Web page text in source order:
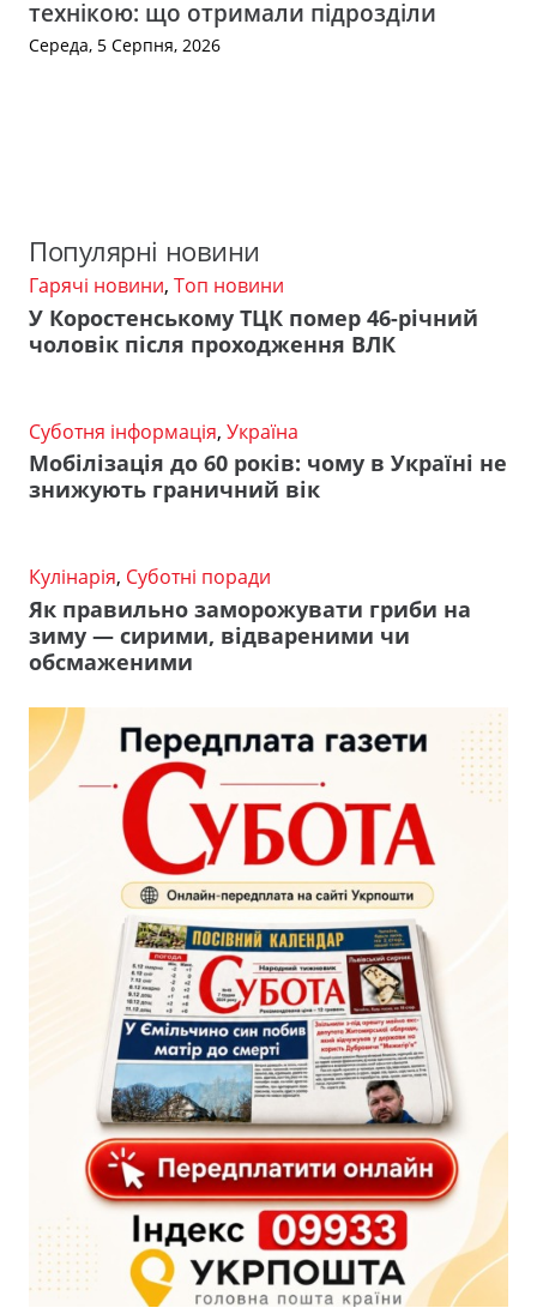
технікою: що отримали підрозділи
Середа, 5 Серпня, 2026
Популярні новини
Гарячі новини, Топ новини
У Коростенському ТЦК помер 46-річний
чоловік після проходження ВЛК
Суботня інформація, Україна
Мобілізація до 60 років: чому в Україні не
знижують граничний вік
Кулінарія, Суботні поради
Як правильно заморожувати гриби на
зиму — сирими, відвареними чи
обсмаженими